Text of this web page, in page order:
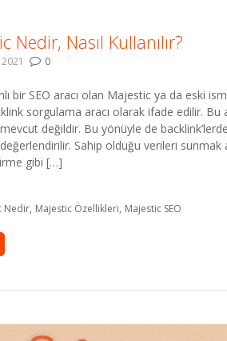
Nedir, Nasıl Kullanılır?
0
bir SEO aracı olan Majestic ya da eski
sorgulama aracı olarak ifade edilir.
değildir. Bu yönüyle de
Sahip olduğu verileri sunmak
gibi […]
Nedir Majestic Özellikleri Majestic SEO